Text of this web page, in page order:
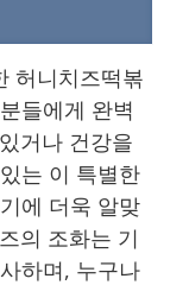
허니치즈떡볶
들에게 완벽
거나 건강을
는 이 특별한
에 더욱 알맞
의 조화는 기
하며, 누구나